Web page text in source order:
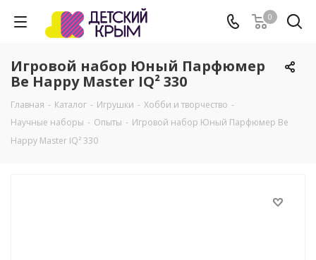
0
Игровой набор Юный Парфюмер
Be Happy Master IQ² 330
Главная - Каталог - Игрушки - Хобби и творчество -
Научные наборы - Опыты - Игровой набор Юный Парфюмер Be
Happy Master IQ² 330